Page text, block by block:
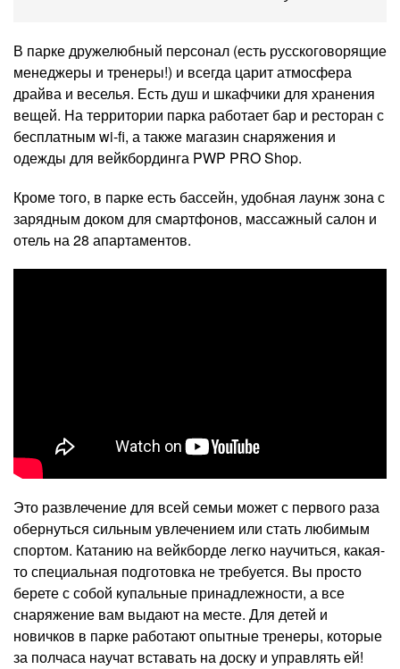
В парке дружелюбный персонал (есть русскоговорящие
менеджеры и тренеры!) и всегда царит атмосфера
драйва и веселья. Есть душ и шкафчики для хранения
вещей. На территории парка работает бар и ресторан с
бесплатным wi-fi, а также магазин снаряжения и
одежды для вейкбординга PWP PRO Shop.
Кроме того, в парке есть бассейн, удобная лаунж зона с
зарядным доком для смартфонов, массажный салон и
отель на 28 апартаментов.
Это развлечение для всей семьи может с первого раза
обернуться сильным увлечением или стать любимым
спортом. Катанию на вейкборде легко научиться, какая-
то специальная подготовка не требуется. Вы просто
берете с собой купальные принадлежности, а все
снаряжение вам выдают на месте. Для детей и
новичков в парке работают опытные тренеры, которые
за полчаса научат вставать на доску и управлять ей!